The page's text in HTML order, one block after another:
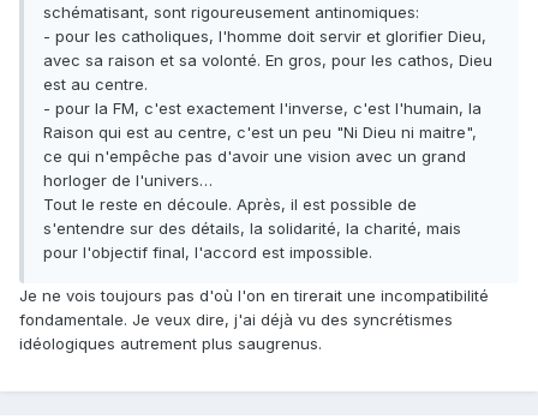
schématisant, sont rigoureusement antinomiques:
- pour les catholiques, l'homme doit servir et glorifier Dieu,
avec sa raison et sa volonté. En gros, pour les cathos, Dieu
est au centre.
- pour la FM, c'est exactement l'inverse, c'est l'humain, la
Raison qui est au centre, c'est un peu "Ni Dieu ni maitre",
ce qui n'empêche pas d'avoir une vision avec un grand
horloger de l'univers…
Tout le reste en découle. Après, il est possible de
s'entendre sur des détails, la solidarité, la charité, mais
pour l'objectif final, l'accord est impossible.
Je ne vois toujours pas d'où l'on en tirerait une incompatibilité
fondamentale. Je veux dire, j'ai déjà vu des syncrétismes
idéologiques autrement plus saugrenus.